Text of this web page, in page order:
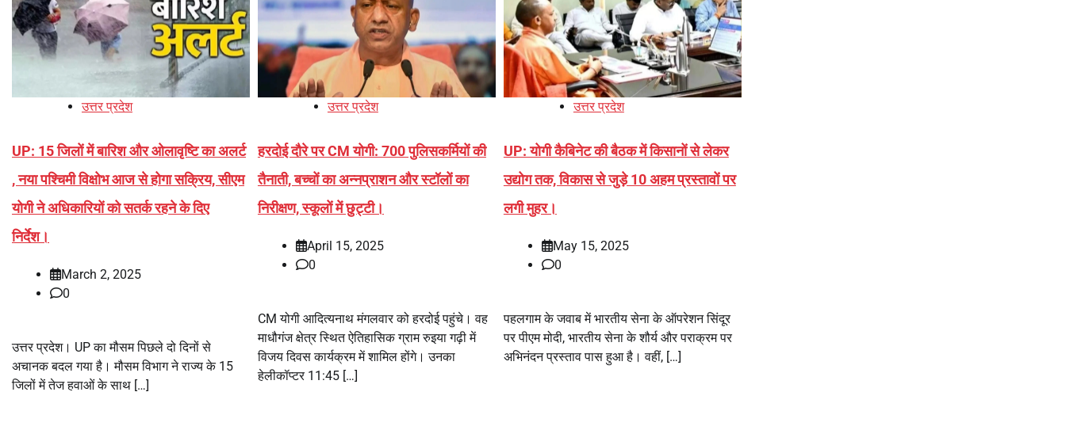
उत्तर प्रदेश
UP: 15 जिलों में बारिश और ओलावृष्टि का अलर्ट
, नया पश्चिमी विक्षोभ आज से होगा सक्रिय, सीएम
योगी ने अधिकारियों को सतर्क रहने के दिए
निर्देश।
March 2, 2025
0
उत्तर प्रदेश। UP का मौसम पिछले दो दिनों से
अचानक बदल गया है। मौसम विभाग ने राज्य के 15
जिलों में तेज हवाओं के साथ […]
उत्तर प्रदेश
हरदोई दौरे पर CM योगी: 700 पुलिसकर्मियों की
तैनाती, बच्चों का अन्नप्राशन और स्टॉलों का
निरीक्षण, स्कूलों में छुट्टी।
April 15, 2025
0
CM योगी आदित्यनाथ मंगलवार को हरदोई पहुंचे। वह
माधौगंज क्षेत्र स्थित ऐतिहासिक ग्राम रुइया गढ़ी में
विजय दिवस कार्यक्रम में शामिल होंगे। उनका
हेलीकॉप्टर 11:45 […]
उत्तर प्रदेश
UP: योगी कैबिनेट की बैठक में किसानों से लेकर
उद्योग तक, विकास से जुड़े 10 अहम प्रस्तावों पर
लगी मुहर।
May 15, 2025
0
पहलगाम के जवाब में भारतीय सेना के ऑपरेशन सिंदूर
पर पीएम मोदी, भारतीय सेना के शौर्य और पराक्रम पर
अभिनंदन प्रस्ताव पास हुआ है। वहीं, […]